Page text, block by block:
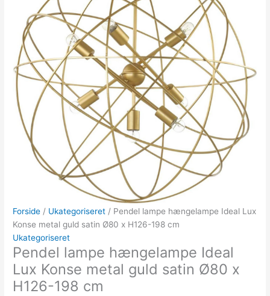
Forside / Ukategoriseret / Pendel lampe hængelampe Ideal Lux
Konse metal guld satin Ø80 x H126-198 cm
Ukategoriseret
Pendel lampe hængelampe Ideal
Lux Konse metal guld satin Ø80 x
H126-198 cm